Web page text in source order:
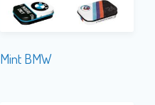
Mint BMW